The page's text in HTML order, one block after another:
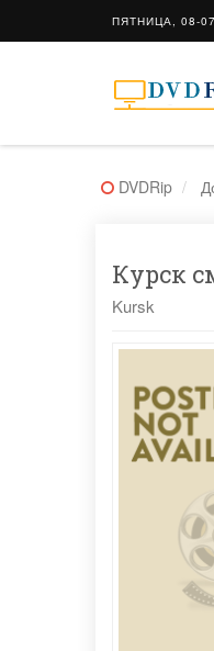
ПЯТНИЦА, 08-
DVDRip
Курск
Kursk